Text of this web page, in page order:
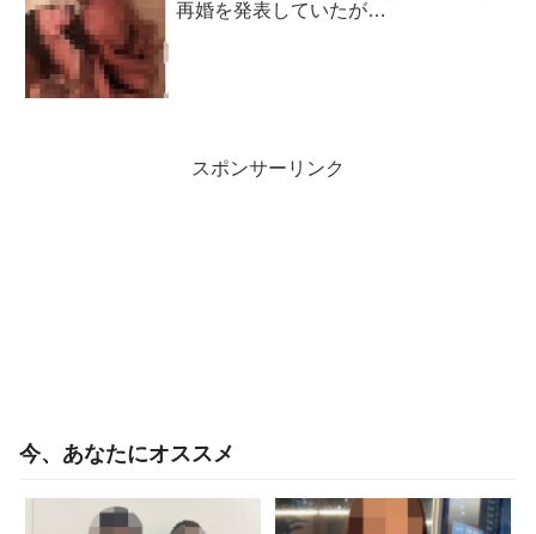
再婚を発表していたが…
スポンサーリンク
今、あなたにオススメ